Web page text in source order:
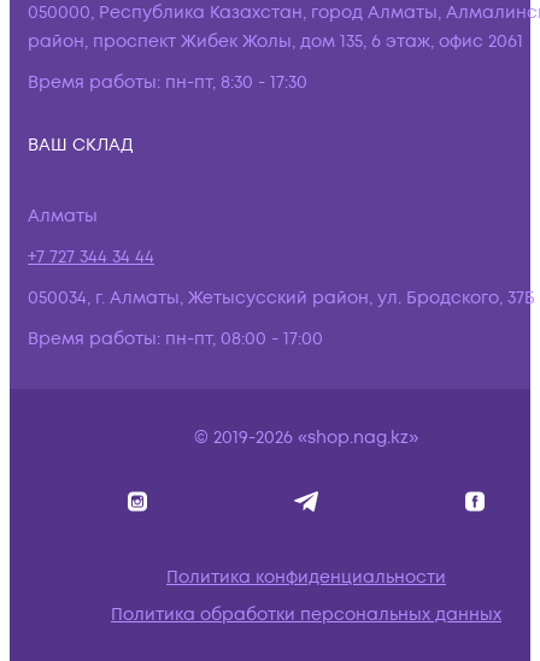
050000, Республика Казахстан, город Алматы,
район, проспект Жибек Жолы, дом 135, 6 этаж, офис 2061
Время работы: пн-пт, 8:30 - 17:30
ВАШ СКЛАД
Алматы
+7 727 344 34 44
050034, г. Алматы, Жетысусский район, ул. Бродского, 37Б
Время работы: пн-пт, 08:00 - 17:00
© 2019-2026 «shop.nag.kz»
Политика конфиденциальности
Политика обработки персональных данных